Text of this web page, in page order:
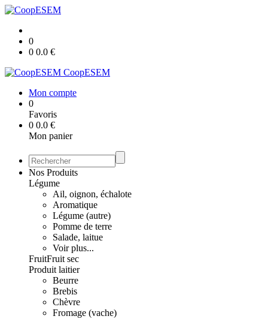
0
0 0.0 €
CoopESEM
Mon compte
0
Favoris
0 0.0 €
Mon panier
Nos Produits
Légume
Ail, oignon, échalote
Aromatique
Légume (autre)
Pomme de terre
Salade, laitue
Voir plus...
FruitFruit sec
Produit laitier
Beurre
Brebis
Chèvre
Fromage (vache)